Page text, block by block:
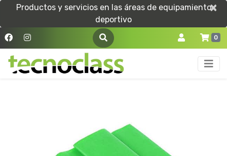
Productos y servicios en las áreas de equipamiento
deportivo
×
×
0